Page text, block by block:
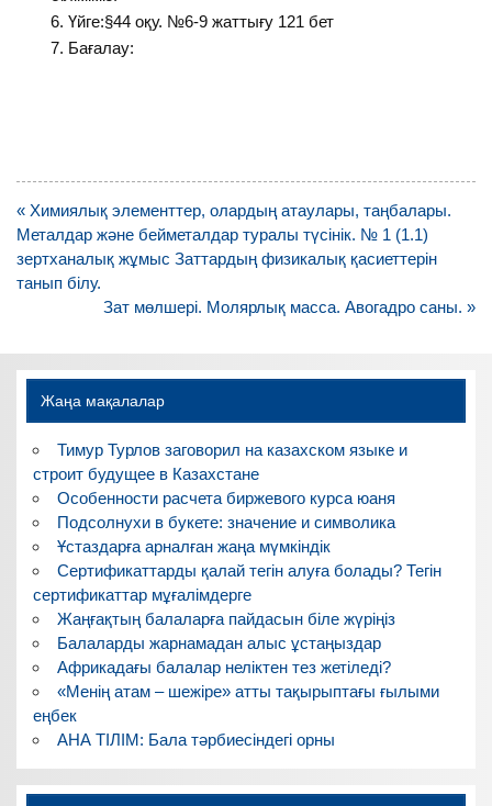
Үйге:§44 оқу. №6-9 жаттығу 121 бет
7. Бағалау:
Навигация
по
записям
« Химиялық элементтер, олардың атаулары, таңбалары.
Металдар және бейметалдар туралы түсінік. № 1 (1.1)
зертханалық жұмыс Заттардың физикалық қасиеттерін
танып білу.
Зат мөлшері. Молярлық масса. Авогадро саны. »
Жаңа мақалалар
Тимур Турлов заговорил на казахском языке и
строит будущее в Казахстане
Особенности расчета биржевого курса юаня
Подсолнухи в букете: значение и символика
Ұстаздарға арналған жаңа мүмкіндік
Сертификаттарды қалай тегін алуға болады? Тегін
сертификаттар мұғалімдерге
Жаңғақтың балаларға пайдасын біле жүріңіз
Балаларды жарнамадан алыс ұстаңыздар
Африкадағы балалар неліктен тез жетіледі?
«Менің атам – шежіре» атты тақырыптағы ғылыми
еңбек
АНА ТІЛІМ: Бала тәрбиесіндегі орны